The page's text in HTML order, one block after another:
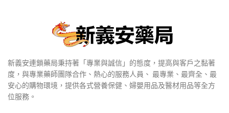
新義安連鎖藥局秉持著「專業與誠信」的態度，提高與客戶之黏著
度，與專業藥師團隊合作、熱心的服務人員、 最專業、最齊全、最
安心的購物環境，提供各式營養保健、婦嬰用品及醫材用品等全方
位服務。